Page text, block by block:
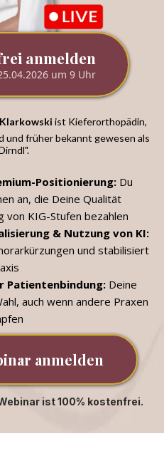
anmelden
um 9 Uhr
ist Kieferorthopädin,
und früher bekannt gewesen als
Positionierung: Du
an, die Deine Qualität
von KIG-Stufen bezahlen
& Nutzung von KI:
und stabilisiert
Patientenbindung: Deine
auch wenn andere Praxen
anmelden
ist 100% kostenfrei.